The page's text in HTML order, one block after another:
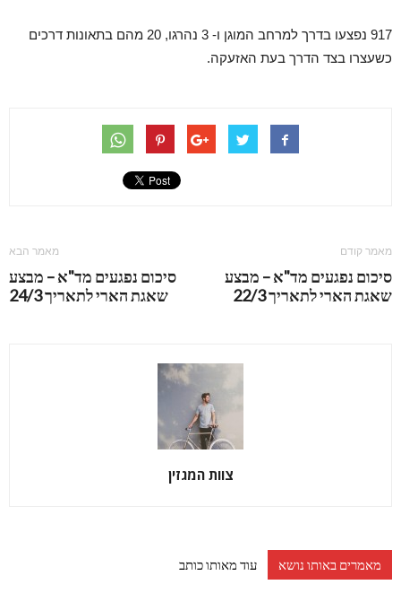
917 נפצעו בדרך למרחב המוגן ו- 3 נהרגו, 20 מהם בתאונות דרכים
כשעצרו בצד הדרך בעת האזעקה.
מאמר קודם
סיכום נפגעים מד"א – מבצע
שאגת הארי לתאריך 22/3
מאמר הבא
סיכום נפגעים מד"א – מבצע
שאגת הארי לתאריך 24/3
צוות המגזין
מאמרים באותו נושא עוד מאותו כותב